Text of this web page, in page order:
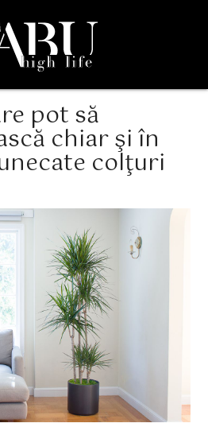
pot să
chiar şi în
colţuri